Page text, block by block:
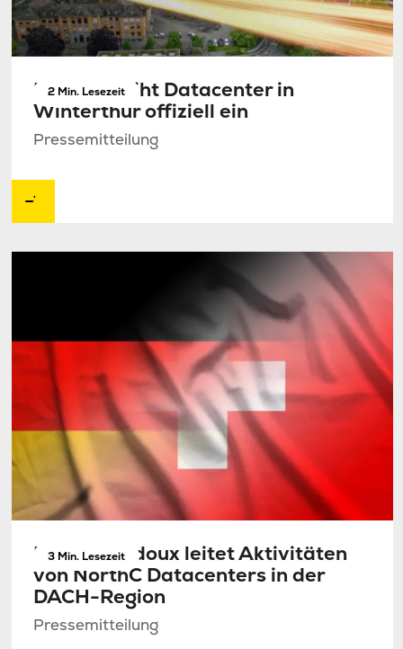
2 Min. Lesezeit
NorthC weiht Datacenter in
Winterthur offiziell ein
Pressemitteilung
3 Min. Lesezeit
Donald Badoux leitet Aktivitäten
von NorthC Datacenters in der
DACH-Region
Pressemitteilung